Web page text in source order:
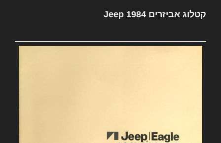
קטלוג אביזרים Jeep 1984